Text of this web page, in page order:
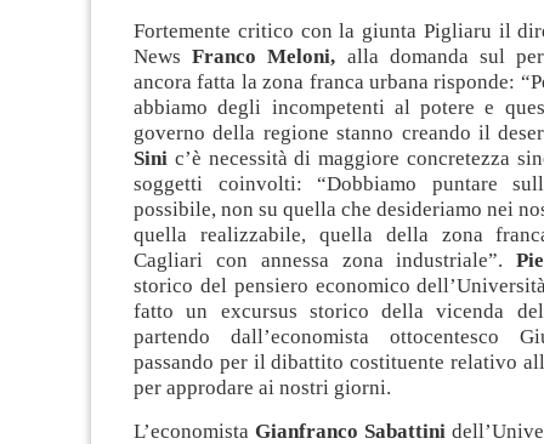
Fortemente critico con la giunta Pigliaru il
NewsFranco Meloni, alla domanda sul
ancora fatta la zona franca urbana risponde:
abbiamo degli incompetenti al potere e
governo della regione stanno creando il
Sini c’è necessità di maggiore concretezza
soggetti coinvolti: “Dobbiamo puntare
possibile, non su quella che desideriamo nei
quella realizzabile, quella della zona
Cagliari con annessa zona industriale”.
storico del pensiero economico
fatto un excursus storico della vicenda
partendo dall’economista ottocentesco
passando per il dibattito costituente relativo
per approdare ai nostri giorni.
L’economista Gianfranco Sabattini